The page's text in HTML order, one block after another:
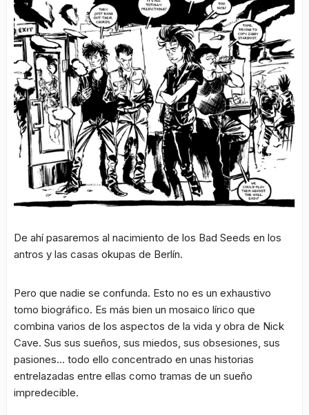
De ahí pasaremos al nacimiento de los Bad Seeds en los
antros y las casas okupas de Berlín.
Pero que nadie se confunda. Esto no es un exhaustivo
tomo biográfico. Es más bien un mosaico lírico que
combina varios de los aspectos de la vida y obra de Nick
Cave. Sus sus sueños, sus miedos, sus obsesiones, sus
pasiones… todo ello concentrado en unas historias
entrelazadas entre ellas como tramas de un sueño
impredecible.